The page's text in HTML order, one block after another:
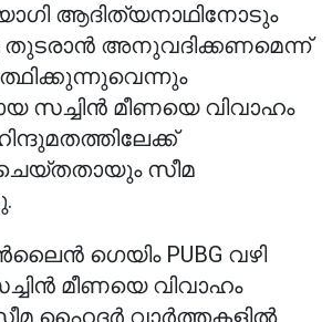
ആദിത്യനാഥിനോടും
തുടരാൻ അനുവദിക്കണമെന്ന്
സച്ചിൻ മീണയെ വിവാഹം
സീമ
ഗെയിം PUBG വഴി
മീണയെ വിവാഹം
ഹൈദർ വാർത്തകളിൽ